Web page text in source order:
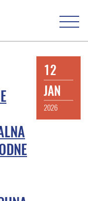
12
JAN
2026